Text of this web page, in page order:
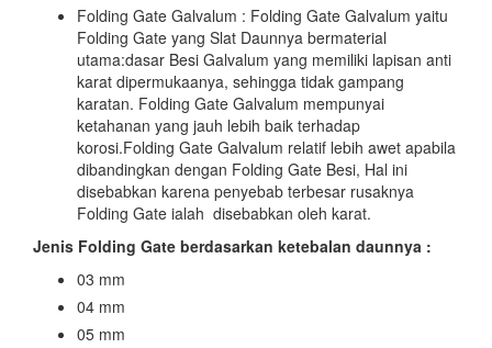
Folding Gate Galvalum : Folding Gate Galvalum yaitu
Folding Gate yang Slat Daunnya bermaterial
utama:dasar Besi Galvalum yang memiliki lapisan anti
karat dipermukaanya, sehingga tidak gampang
karatan. Folding Gate Galvalum mempunyai
ketahanan yang jauh lebih baik terhadap
korosi.Folding Gate Galvalum relatif lebih awet apabila
dibandingkan dengan Folding Gate Besi, Hal ini
disebabkan karena penyebab terbesar rusaknya
Folding Gate ialah disebabkan oleh karat.
Jenis Folding Gate berdasarkan ketebalan daunnya :
03 mm
04 mm
05 mm